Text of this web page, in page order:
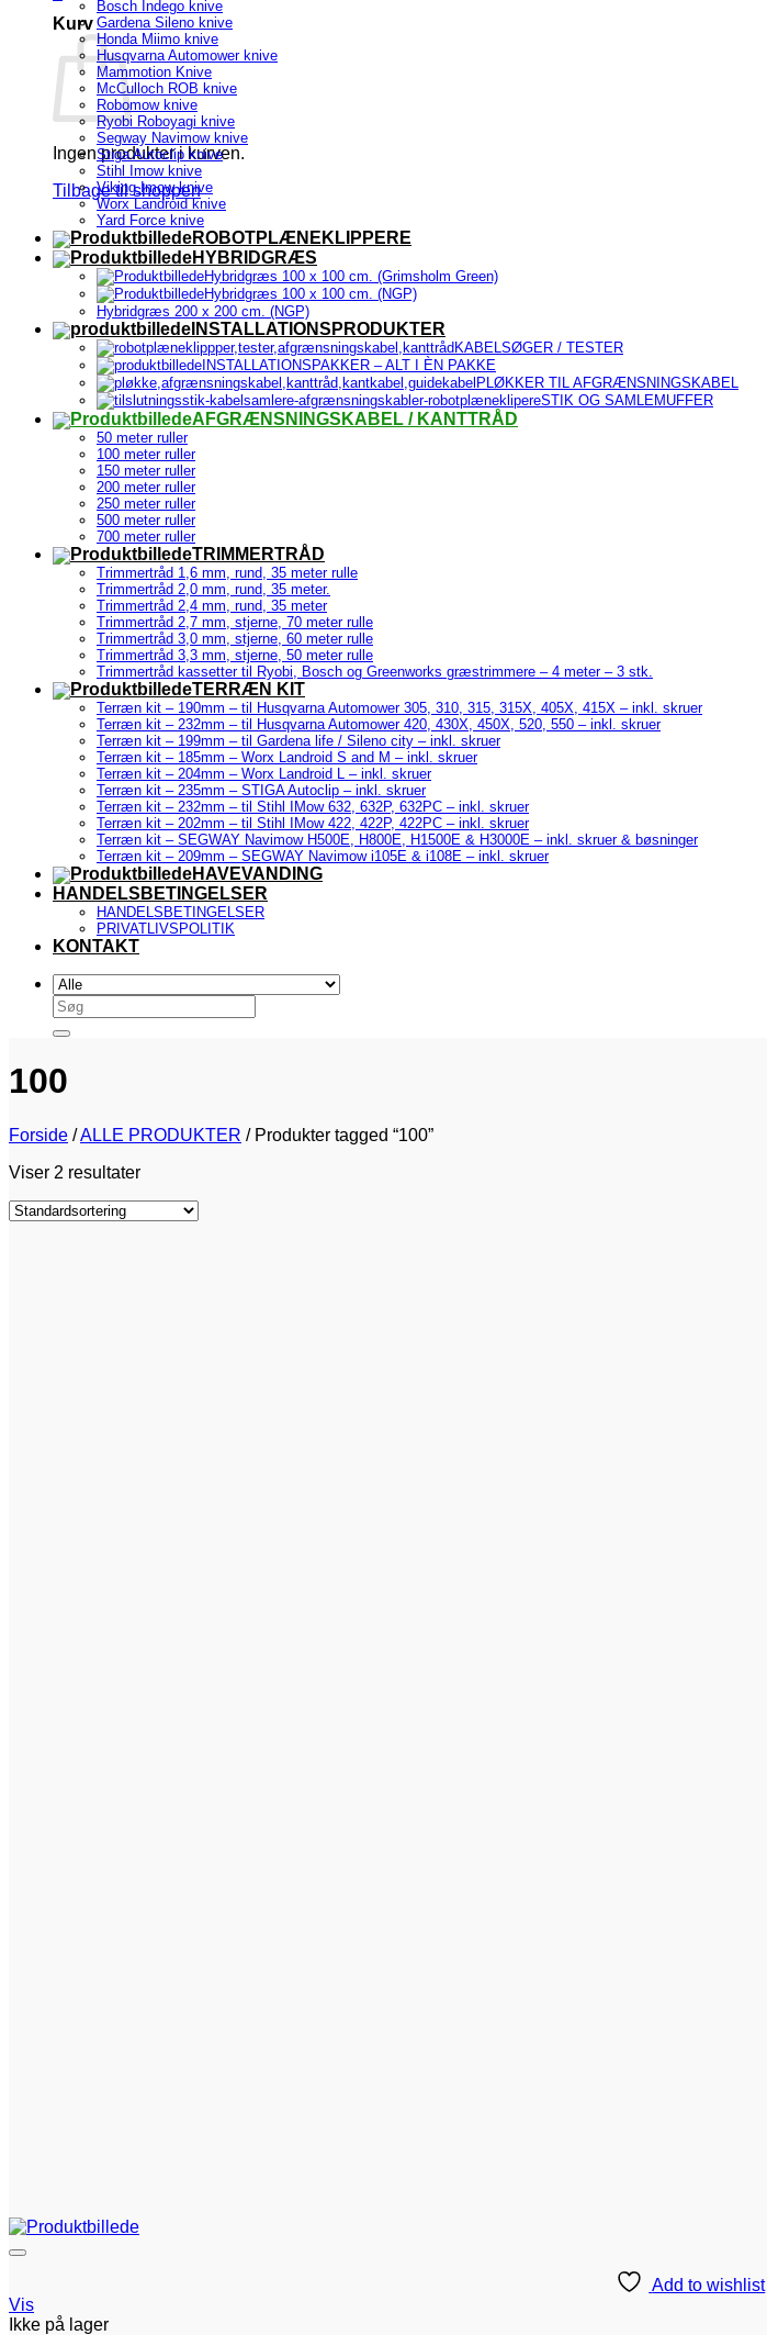
Kurv
Ingen produkter i kurven.
Tilbage til shoppen
Bosch Indego knive
Gardena Sileno knive
Honda Miimo knive
Husqvarna Automower knive
Mammotion Knive
McCulloch ROB knive
Robomow knive
Ryobi Roboyagi knive
Segway Navimow knive
Stiga Autoclip knive
Stihl Imow knive
Viking Imow knive
Worx Landroid knive
Yard Force knive
ROBOTPLÆNEKLIPPERE
HYBRIDGRÆS
Hybridgræs 100 x 100 cm. (Grimsholm Green)
Hybridgræs 100 x 100 cm. (NGP)
Hybridgræs 200 x 200 cm. (NGP)
INSTALLATIONSPRODUKTER
KABELSØGER / TESTER
INSTALLATIONSPAKKER – ALT I ÈN PAKKE
PLØKKER TIL AFGRÆNSNINGSKABEL
STIK OG SAMLEMUFFER
AFGRÆNSNINGSKABEL / KANTTRÅD
50 meter ruller
100 meter ruller
150 meter ruller
200 meter ruller
250 meter ruller
500 meter ruller
700 meter ruller
TRIMMERTRÅD
Trimmertråd 1,6 mm, rund, 35 meter rulle
Trimmertråd 2,0 mm, rund, 35 meter.
Trimmertråd 2,4 mm, rund, 35 meter
Trimmertråd 2,7 mm, stjerne, 70 meter rulle
Trimmertråd 3,0 mm, stjerne, 60 meter rulle
Trimmertråd 3,3 mm, stjerne, 50 meter rulle
Trimmertråd kassetter til Ryobi, Bosch og Greenworks græstrimmere – 4 meter – 3 stk.
TERRÆN KIT
Terræn kit – 190mm – til Husqvarna Automower 305, 310, 315, 315X, 405X, 415X – inkl. skruer
Terræn kit – 232mm – til Husqvarna Automower 420, 430X, 450X, 520, 550 – inkl. skruer
Terræn kit – 199mm – til Gardena life / Sileno city – inkl. skruer
Terræn kit – 185mm – Worx Landroid S and M – inkl. skruer
Terræn kit – 204mm – Worx Landroid L – inkl. skruer
Terræn kit – 235mm – STIGA Autoclip – inkl. skruer
Terræn kit – 232mm – til Stihl IMow 632, 632P, 632PC – inkl. skruer
Terræn kit – 202mm – til Stihl IMow 422, 422P, 422PC – inkl. skruer
Terræn kit – SEGWAY Navimow H500E, H800E, H1500E & H3000E – inkl. skruer & bøsninger
Terræn kit – 209mm – SEGWAY Navimow i105E & i108E – inkl. skruer
HAVEVANDING
HANDELSBETINGELSER
HANDELSBETINGELSER
PRIVATLIVSPOLITIK
KONTAKT
Søg
efter:
100
Forside /ALLE PRODUKTER /Produkter tagged “100”
Viser 2 resultater
Add to wishlist
Vis
Ikke på lager